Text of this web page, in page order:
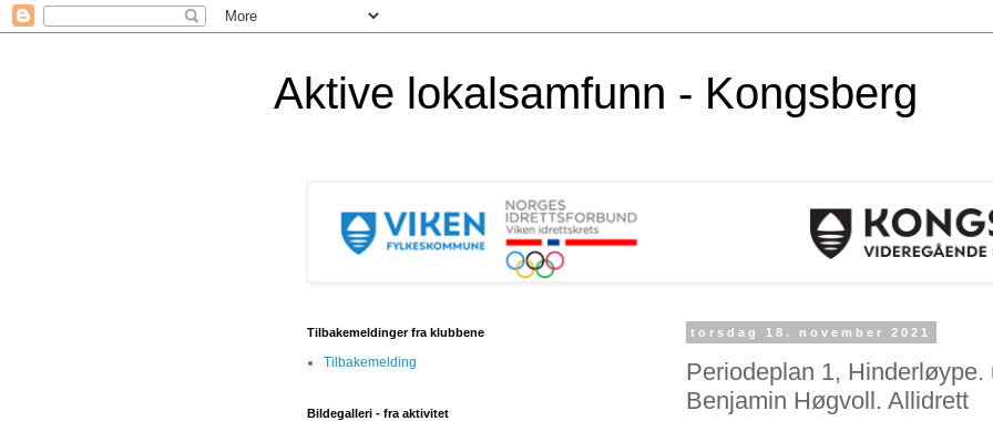
Aktive lokalsamfunn - Kongsberg
torsdag 18. november 2021
Periodeplan 1, Hinderløype.
Benjamin Høgvoll. Allidrett
Tilbakemeldinger fra klubbene
Tilbakemelding
Bildegalleri - fra aktivitet